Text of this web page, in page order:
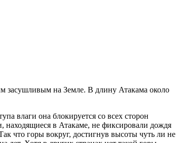
засушливым на Земле. В длину Атакама около
влаги она блокируется со всех сторон
находящиеся в Атакаме, не фиксировали дождя
что горы вокруг, достигнув высоты чуть ли не